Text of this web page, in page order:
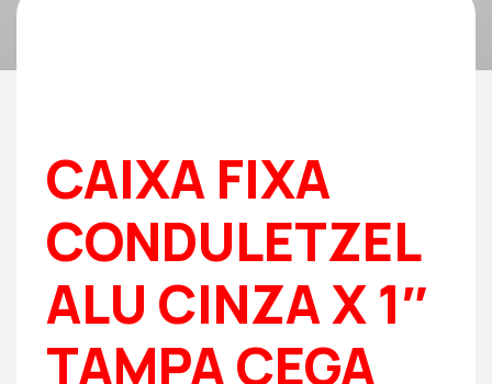
CAIXA FIXA
CONDULETZEL
ALU CINZA X 1″
TAMPA CEGA